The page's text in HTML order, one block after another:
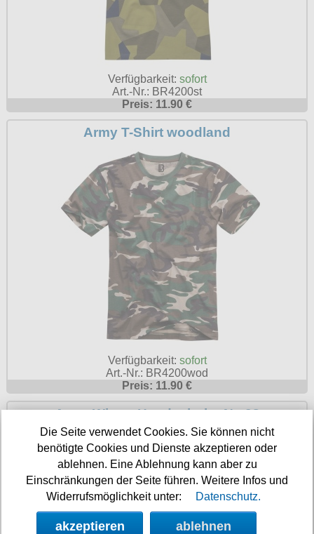
Verfügbarkeit: sofort
Art.-Nr.: BR4200st
Preis: 11.90 €
Army T-Shirt woodland
Verfügbarkeit: sofort
Art.-Nr.: BR4200wod
Preis: 11.90 €
Army Winter Handschuhe Nr. 28
Die Seite verwendet Cookies. Sie können nicht
benötigte Cookies und Dienste akzeptieren oder
ablehnen. Eine Ablehnung kann aber zu
Einschränkungen der Seite führen. Weitere Infos und
Widerrufsmöglichkeit unter:
Datenschutz.
akzeptieren ablehnen